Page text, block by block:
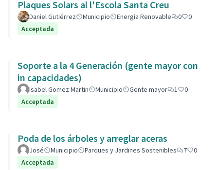
Plaques Solars al l'Escola Santa Creu
Daniel Gutiérrez Municipio Energia Renovable 0
0
Acceptada
Soporte a la 4 Generación (gente mayor con
in capacidades)
Isabel Gomez Martin Municipio Gente mayor 1
0
Acceptada
Poda de los árboles y arreglar aceras
José Municipio Parques y Jardines Sostenibles 7
0
Acceptada